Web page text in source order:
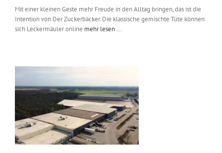
Wissen
Suche
nach:
Mit einer kleinen Geste mehr Freude in den Alltag bringen, das ist die
Intention von Der Zuckerbäcker. Die klassische gemischte Tüte können
sich Leckermäuler online mehr lesen ...